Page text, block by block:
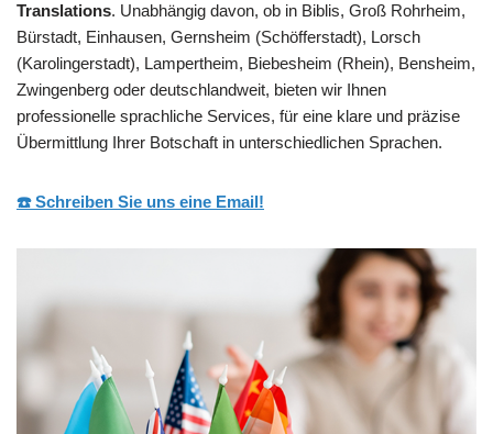
Translations. Unabhängig davon, ob in Biblis, Groß Rohrheim,
Bürstadt, Einhausen, Gernsheim (Schöfferstadt), Lorsch
(Karolingerstadt), Lampertheim, Biebesheim (Rhein), Bensheim,
Zwingenberg oder deutschlandweit, bieten wir Ihnen
professionelle sprachliche Services, für eine klare und präzise
Übermittlung Ihrer Botschaft in unterschiedlichen Sprachen.
☎️ Schreiben Sie uns eine Email!